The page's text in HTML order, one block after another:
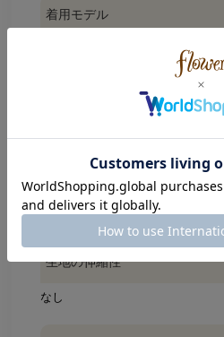
着用モデル
、TANABE：154cm
裏地
なし
生地の伸縮性
なし